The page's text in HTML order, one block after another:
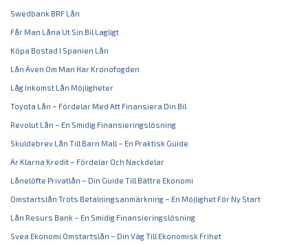
Swedbank BRF Lån
Får Man Låna Ut Sin Bil Lagligt
Köpa Bostad I Spanien Lån
Lån Även Om Man Har Kronofogden
Låg Inkomst Lån Möjligheter
Toyota Lån – Fördelar Med Att Finansiera Din Bil
Revolut Lån – En Smidig Finansieringslösning
Skuldebrev Lån Till Barn Mall – En Praktisk Guide
Är Klarna Kredit – Fördelar Och Nackdelar
Lånelöfte Privatlån – Din Guide Till Bättre Ekonomi
Omstartslån Trots Betalningsanmärkning – En Möjlighet För Ny Start
Lån Resurs Bank – En Smidig Finansieringslösning
Svea Ekonomi Omstartslån – Din Väg Till Ekonomisk Frihet